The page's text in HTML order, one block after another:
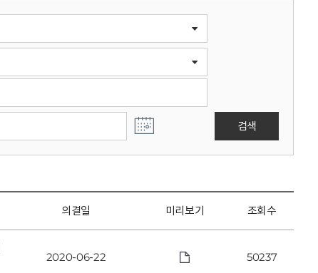
검색
의결일 미리보기 조회수
2020-06-22 50237